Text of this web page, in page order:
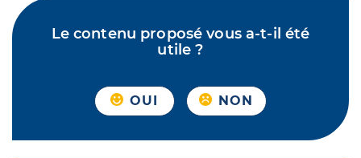
Le contenu proposé vous a-t-il été
utile ?
OUI NON